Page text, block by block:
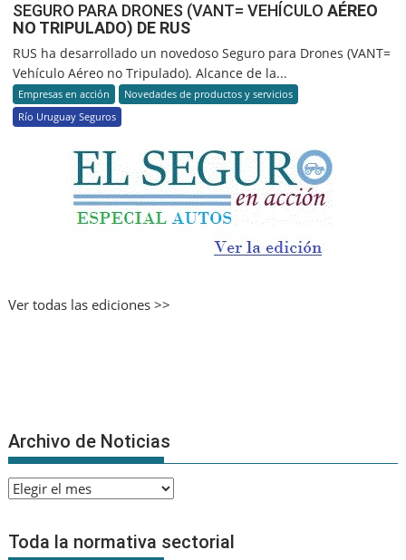
SEGURO PARA DRONES (VANT= VEHÍCULOAÉREO
NO TRIPULADO) DE RUS
RUS ha desarrollado un novedoso Seguro para Drones (VANT=
Vehículo Aéreo no Tripulado). Alcance de la...
Empresas en acción
Novedades de productos y servicios
Río Uruguay Seguros
Ver todas las ediciones >>
Archivo de Noticias
Archivo
Noticias
Toda la normativa sectorial